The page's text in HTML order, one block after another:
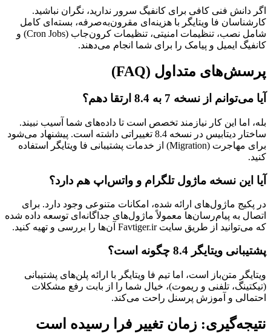
اگر دانش فنی کافی برای کانفیگ سرور ندارید، نگران نباشید.
کارشناسان فا ویتایگر با هزینه‌ای مقرون‌به‌صرفه، بسته‌ای کامل
شامل نصب، تنظیمات امنیتی، تنظیمات کرون‌جاب (Cron Jobs) و
کانفیگ ایمیل و پیامک را برای شما انجام می‌دهند.
پرسش‌های متداول (FAQ)
آیا می‌توانم از نسخه 7 به 8.4 ارتقا دهم؟
بله، اما این کار نیازمند تخصص است تا داده‌های شما آسیب نبیند.
ساختار دیتابیس در نسخه 8.4 تغییراتی داشته است. پیشنهاد می‌شود
برای مهاجرت (Migration) از خدمات پشتیبانی فا ویتایگر استفاده
کنید.
آیا این نسخه ماژول تلگرام و واتس‌اپ هم دارد؟
در پکیج ماژول‌های ارائه شده، امکانات متنوعی وجود دارد. برای
اتصال به پیام‌رسان‌ها معمولاً ماژول‌های جداگانه‌ای توسعه داده شده
که می‌توانید از طریق سایت Favtiger.ir آن‌ها را بررسی و تهیه کنید.
پشتیبانی ویتایگر 8.4 چگونه است؟
ویتایگر متن‌باز است، اما تیم فا ویتایگر با ارائه پلن‌های پشتیبانی
(تیکتینگ، تلفنی و ریموت)، خیال شما را از بابت رفع مشکلات
احتمالی و آموزش پرسنل راحت می‌کند.
نتیجه‌گیری: زمان تغییر فرا رسیده است